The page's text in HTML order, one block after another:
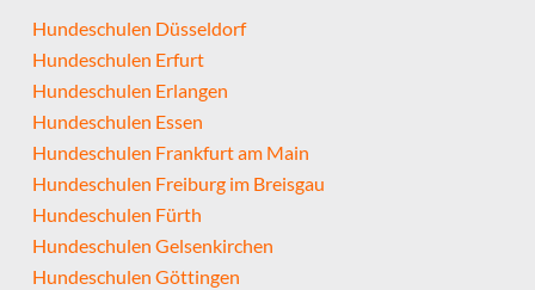
Hundeschulen Düsseldorf
Hundeschulen Erfurt
Hundeschulen Erlangen
Hundeschulen Essen
Hundeschulen Frankfurt am Main
Hundeschulen Freiburg im Breisgau
Hundeschulen Fürth
Hundeschulen Gelsenkirchen
Hundeschulen Göttingen